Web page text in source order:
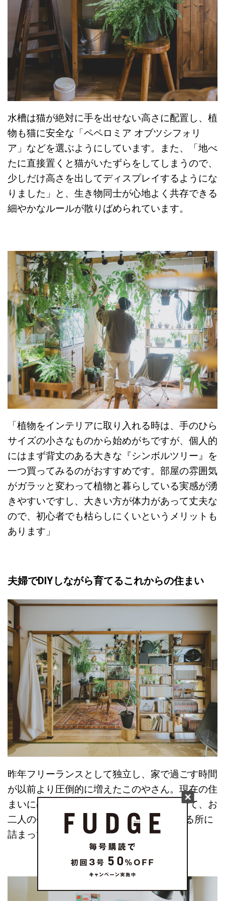
水槽は猫が絶対に手を出せない高さに配置し、植
物も猫に安全な「ペペロミア オブツシフォリ
ア」などを選ぶようにしています。また、「地べ
たに直接置くと猫がいたずらをしてしまうので、
少しだけ高さを出してディスプレイするようにな
りました」と、生き物同士が心地よく共存できる
細やかなルールが散りばめられています。
「植物をインテリアに取り入れる時は、手のひら
サイズの小さなものから始めがちですが、個人的
にはまず背丈のある大きな『シンボルツリー』を
一つ買ってみるのがおすすめです。部屋の雰囲気
がガラッと変わって植物と暮らしている実感が湧
きやすいですし、大きい方が体力があって丈夫な
ので、初心者でも枯らしにくいというメリットも
あります」
夫婦でDIYしながら育てるこれからの住まい
昨年フリーランスとして独立し、家で過ごす時間
が以前より圧倒的に増えたこのやさん。現在の住
まいには、働き方や暮らしの変化に合わせて、お
二人の手で加えられたDIYのアイデアが至る所に
詰まっています。